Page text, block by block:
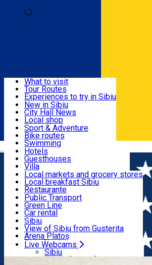
Română
Useful info
Activities & Adventure
Accommodation
Food, Drinks & Nightlife
Transport & Parking
Live Webcams
What to visit
Tour Routes
Experiences to try in Sibiu
Podcast
Culture
Museums
Churches
Parks, Zoo
County of Sibiu
New in Sibiu
City Hall News
Local shop
Sibiu artisans
Sibiul Verde
Public services
Education
How do I get to Sibiu
Tourist Info
Tour Guides
Guided tours
Publicații locale
Beauty salons
Sport & Adventure
Bike routes
Swimming
Riding
Indoor activities
Loc de joacă indoor
Loc de joacă outdoor
Ski
Ice skating
Yoga
Hotels
Guesthouses
Villa
Hostels
Motel
Camping
Renting rooms
Rooms for rent
Accommodation outside Sibiu
Local markets and grocery stores
Local breakfast Sibiu
Restaurante
Pizza
Fast Food
Coffee
Sweets
Pub, Bar
Night clubs
Bakeries
Public Transport
Green Line
Car rental
Rent a bike
Scooter rentals
Taxi
Ride Sharing
Parking tickets
Parking places
Sibiu
View of Sibiu from Gusterita
Arena Platoș
Live Webcams
Sibiu
View of Sibiu from Gusterita
Home Event organizer Bad Unicorn